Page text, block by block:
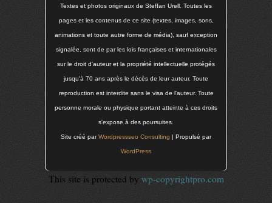
Textes et photos originaux de Steffan Urell. Toutes les
pages et les contenus de ce site (textes, images, sons,
animations et toute autre forme de média), sauf exception
signalée, sont de par les lois françaises et internationales
sur le droit d'auteur et la propriété intellectuelle protégés
jusqu'à 70 ans après le décès de leur auteur. Toute
reproduction est interdite sans le visa de l'auteur. Toute
personne morale ou physique portant atteinte à ces droits
s'expose à des poursuites.
Site créé parWordpressseo Consulting | Propulsé par
WordPress
This site is protected by wp-copyrightpro.com